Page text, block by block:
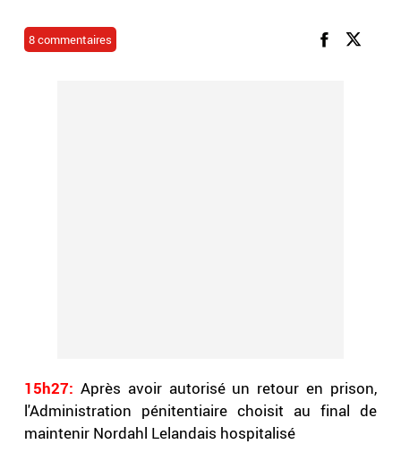
8 commentaires
15h27: Après avoir autorisé un retour en prison,
l'Administration pénitentiaire choisit au final de
maintenir Nordahl Lelandais hospitalisé